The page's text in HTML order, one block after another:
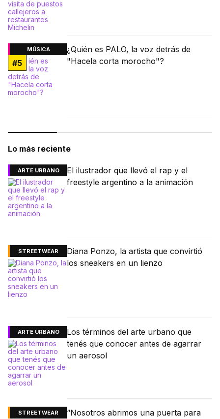
MÚSICA
#5
¿Quién es PALO, la voz detrás de
"Hacela corta morocho"?
Lo más reciente
ARTE URBANO
El ilustrador que llevó el rap y el
freestyle argentino a la animación
STREETWEAR
Diana Ponzo, la artista que convirtió
los sneakers en un lienzo
ARTE URBANO
Los términos del arte urbano que
tenés que conocer antes de agarrar
un aerosol
STREETWEAR
“Nosotros abrimos una puerta para